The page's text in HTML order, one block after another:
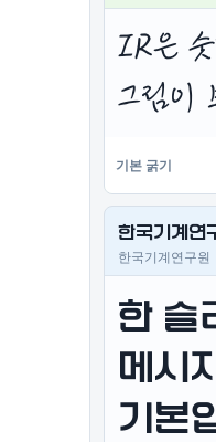
IR은
그림이
기본 굵기
한국기계연
한국기계연구원
한 슬
메시
기본